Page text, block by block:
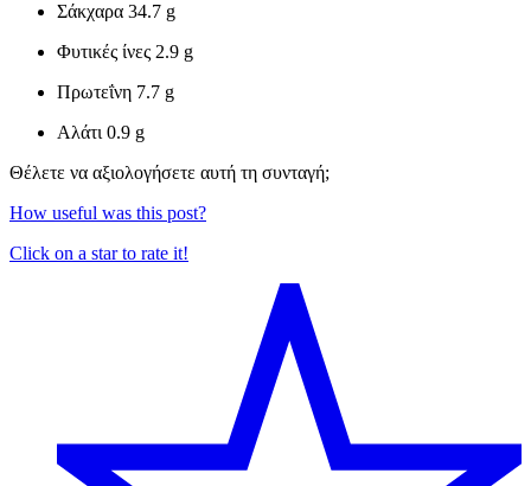
Σάκχαρα 34.7 g
Φυτικές ίνες 2.9 g
Πρωτεΐνη 7.7 g
Αλάτι0.9 g
Θέλετε να αξιολογήσετε αυτή τη συνταγή;
How useful was this post?
Click on a star to rate it!